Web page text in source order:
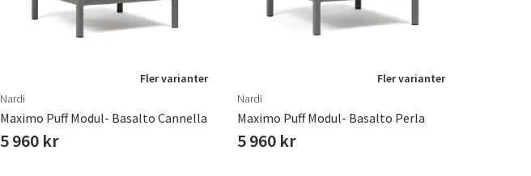
Fler varianter
Nardi
Maximo Puff Modul- Basalto Cannella
5 960 kr
Fler varianter
Nardi
Maximo Puff Modul- Basalto Perla
5 960 kr